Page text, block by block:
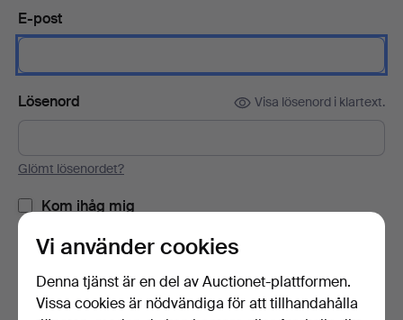
E-post
Lösenord Visa lösenord i klartext.
Glömt lösenordet?
Kom ihåg mig
Logga in
eller logga in via Facebook här
Vi använder cookies
Denna tjänst är en del av Auctionet-plattformen.
Vissa cookies är nödvändiga för att tillhandahålla